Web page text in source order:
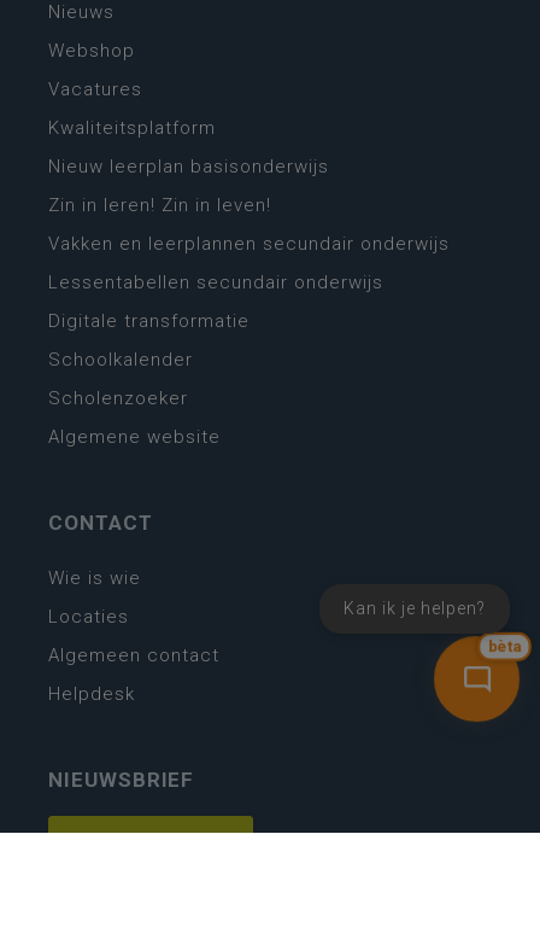
bèta
Kan ik je helpen?
Nieuws
Webshop
Vacatures
Kwaliteitsplatform
Nieuw leerplan basisonderwijs
Zin in leren! Zin in leven!
Vakken en leerplannen secundair onderwijs
Lessentabellen secundair onderwijs
Digitale transformatie
Schoolkalender
Scholenzoeker
Algemene website
CONTACT
Wie is wie
Locaties
Algemeen contact
Helpdesk
NIEUWSBRIEF
SCHRIJF IN